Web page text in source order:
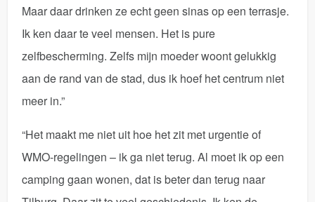
Maar daar drinken ze echt geen sinas op een terrasje.
Ik ken daar te veel mensen. Het is pure
zelfbescherming. Zelfs mijn moeder woont gelukkig
aan de rand van de stad, dus ik hoef het centrum niet
meer in.”
“Het maakt me niet uit hoe het zit met urgentie of
WMO-regelingen – ik ga niet terug. Al moet ik op een
camping gaan wonen, dat is beter dan terug naar